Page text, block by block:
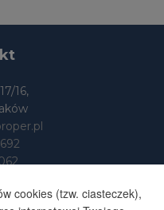
16,
cookies (tzw. ciasteczek),